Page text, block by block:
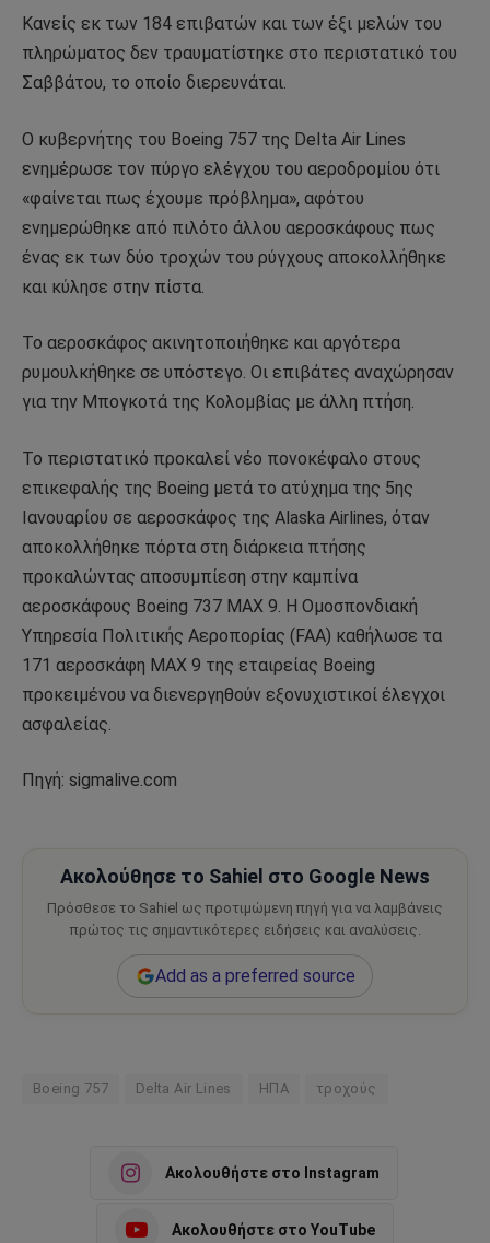
Κανείς εκ των 184 επιβατών και των έξι μελών του
πληρώματος δεν τραυματίστηκε στο περιστατικό του
Σαββάτου, το οποίο διερευνάται.
Ο κυβερνήτης του Boeing 757 της Delta Air Lines
ενημέρωσε τον πύργο ελέγχου του αεροδρομίου ότι
«φαίνεται πως έχουμε πρόβλημα», αφότου
ενημερώθηκε από πιλότο άλλου αεροσκάφους πως
ένας εκ των δύο τροχών του ρύγχους αποκολλήθηκε
και κύλησε στην πίστα.
Το αεροσκάφος ακινητοποιήθηκε και αργότερα
ρυμουλκήθηκε σε υπόστεγο. Οι επιβάτες αναχώρησαν
για την Μπογκοτά της Κολομβίας με άλλη πτήση.
Το περιστατικό προκαλεί νέο πονοκέφαλο στους
επικεφαλής της Boeing μετά το ατύχημα της 5ης
Ιανουαρίου σε αεροσκάφος της Alaska Airlines, όταν
αποκολλήθηκε πόρτα στη διάρκεια πτήσης
προκαλώντας αποσυμπίεση στην καμπίνα
αεροσκάφους Boeing 737 MAX 9. Η Ομοσπονδιακή
Υπηρεσία Πολιτικής Αεροπορίας (FAA) καθήλωσε τα
171 αεροσκάφη MAX 9 της εταιρείας Boeing
προκειμένου να διενεργηθούν εξονυχιστικοί έλεγχοι
ασφαλείας.
Πηγή: sigmalive.com
Ακολούθησε το Sahiel στο Google News
Πρόσθεσε το Sahiel ως προτιμώμενη πηγή για να λαμβάνεις
πρώτος τις σημαντικότερες ειδήσεις και αναλύσεις.
Add as a preferred source
Boeing 757 Delta Air Lines ΗΠΑ τροχούς
Ακολουθήστε στο Instagram
Ακολουθήστε στο YouTube